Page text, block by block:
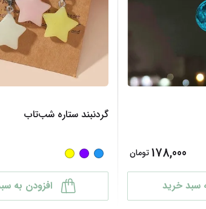
178,000تومان
سبد خرید
گردنبند ستاره شب‌تاب
افزودن به